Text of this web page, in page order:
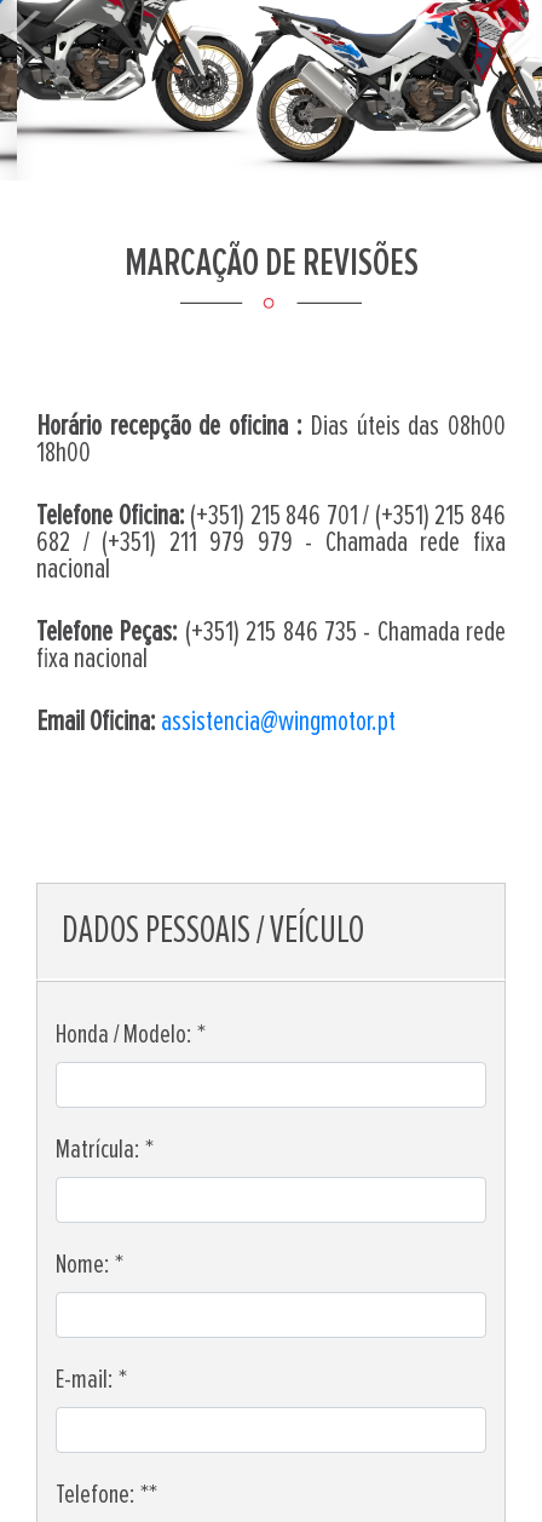
Previous
MARCAÇÃO DE REVISÕES
Horário recepção de oficina : Dias úteis das 08h00
18h00
Telefone Oficina: (+351) 215 846 701 / (+351) 215 846
682 / (+351) 211 979 979 - Chamada rede fixa
nacional
Telefone Peças: (+351) 215 846 735 - Chamada rede
fixa nacional
Email Oficina: assistencia@wingmotor.pt
DADOS PESSOAIS / VEÍCULO
Honda / Modelo: *
Matrícula: *
Nome: *
E-mail: *
Telefone: **